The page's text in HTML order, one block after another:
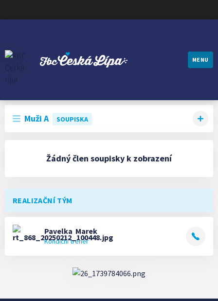
FBC ČESKÁ LÍPA
MENU
Muži A SOUPISKA
REALIZAČNÍ TÝM
Marek
Pavelka
Kondiční trenér
Žádný člen soupisky k zobrazení